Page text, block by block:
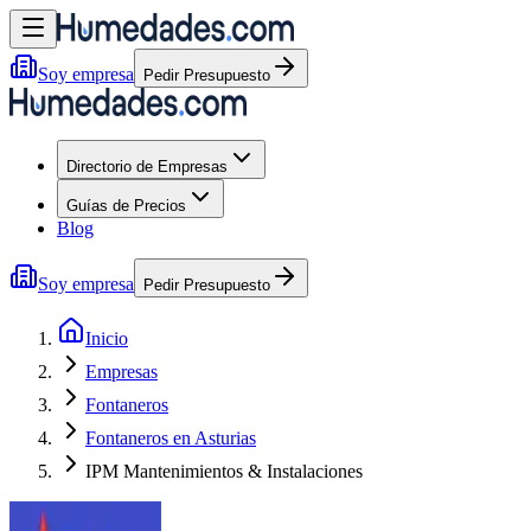
Soy empresa Pedir Presupuesto
Directorio de Empresas
Guías de Precios
Blog
Soy empresa Pedir Presupuesto
Inicio
Empresas
Fontaneros
Fontaneros en Asturias
IPM Mantenimientos & Instalaciones